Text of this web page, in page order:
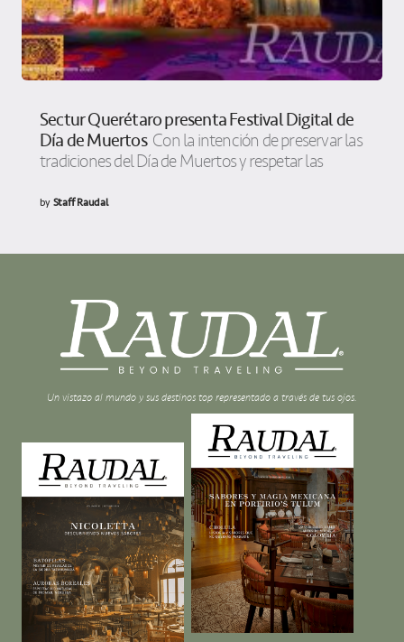
Sectur Querétaro presenta Festival Digital de
Día de Muertos Con la intención de preservar las
tradiciones del Día de Muertos y respetar las
byStaff Raudal
Un vistazo al mundo y sus destinos top representado a través de tus ojos.